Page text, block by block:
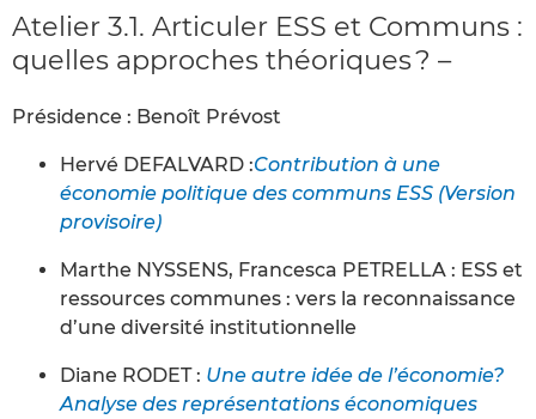
Atelier 3.1. Articuler ESS et Communs :
quelles approches théoriques ? –
Présidence : Benoît Prévost
Hervé DEFALVARD :Contribution à une
économie politique des communs ESS (Version
provisoire)
Marthe NYSSENS, Francesca PETRELLA : ESS et
ressources communes : vers la reconnaissance
d’une diversité institutionnelle
Diane RODET : Une autre idée de l’économie?
Analyse des représentations économiques